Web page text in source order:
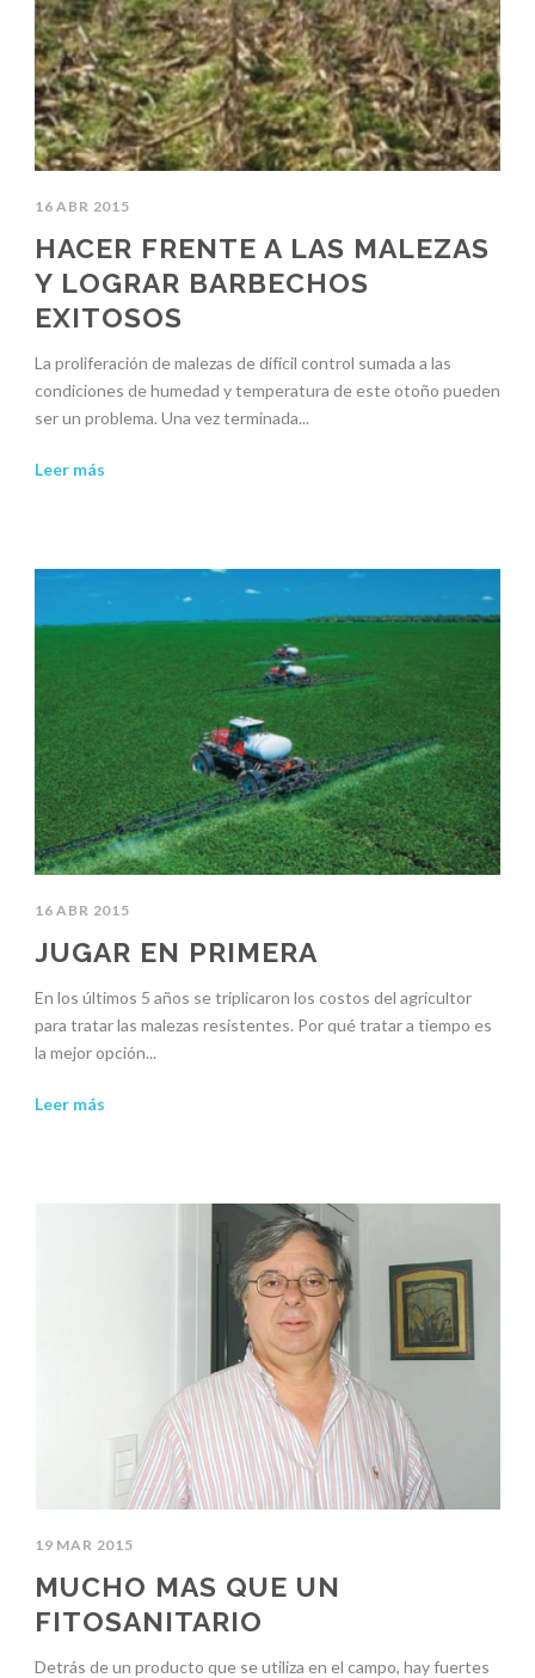
16 ABR 2015
HACER FRENTE A LAS MALEZAS
Y LOGRAR BARBECHOS
EXITOSOS
La proliferación de malezas de difícil control sumada a las
condiciones de humedad y temperatura de este otoño pueden
ser un problema. Una vez terminada...
Leer más
16 ABR 2015
JUGAR EN PRIMERA
En los últimos 5 años se triplicaron los costos del agricultor
para tratar las malezas resistentes. Por qué tratar a tiempo es
la mejor opción...
Leer más
19 MAR 2015
MUCHO MAS QUE UN
FITOSANITARIO
Detrás de un producto que se utiliza en el campo, hay fuertes